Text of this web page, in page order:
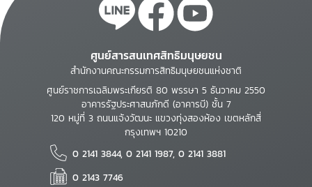
ศูนย์สารสนเทศสิทธิมนุษยชน
สำนักงานคณะกรรมการสิทธิมนุษยชนแห่งชาติ
ศูนย์ราชการเฉลิมพระเกียรติ 80 พรรษา 5 ธันวาคม 2550
อาคารรัฐประศาสนภักดี (อาคารบี) ชั้น 7
120 หมู่ที่ 3 ถนนแจ้งวัฒนะ แขวงทุ่งสองห้อง เขตหลักสี่
กรุงเทพฯ 10210
0 2141 3844, 0 2141 1987, 0 2141 3881
0 2143 7746